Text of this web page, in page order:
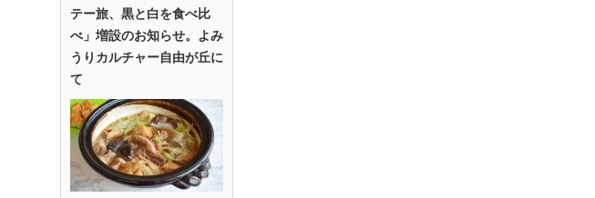
テー旅、黒と白を食べ比
べ」増設のお知らせ。よみ
うりカルチャー自由が丘に
て